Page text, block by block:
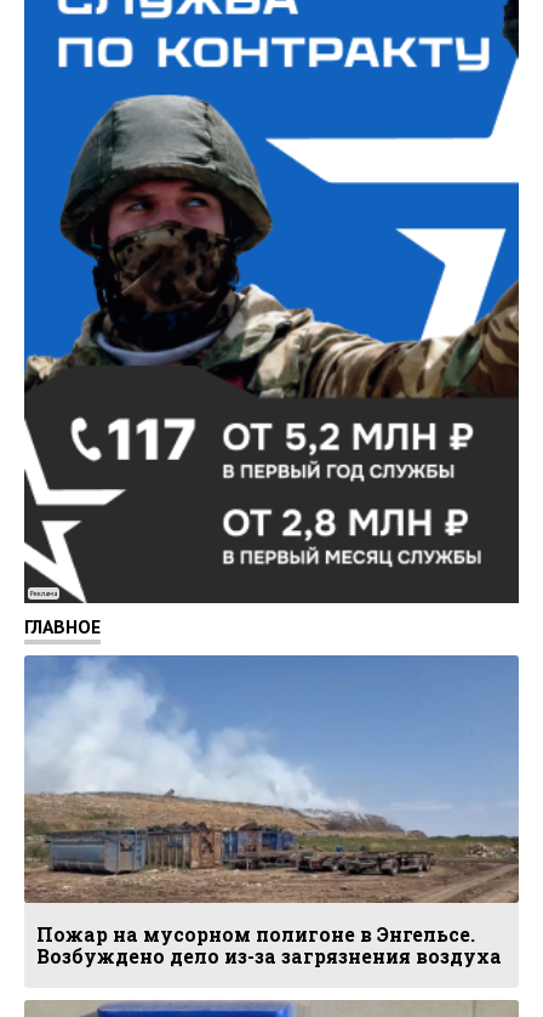
Реклама
ГЛАВНОЕ
Пожар на мусорном полигоне в Энгельсе.
Возбуждено дело из-за загрязнения воздуха